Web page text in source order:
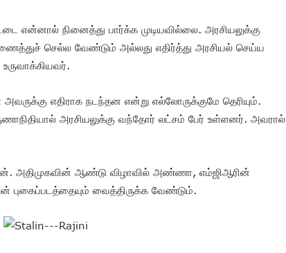
என்னால் நினைத்து பார்க்க முடியவில்லை. அரசியலுக்கு
செல்ல வேண்டும் அல்லது எதிர்த்து அரசியல் செய்ய
எதிராக நடந்தன என்று எல்லோருக்குமே தெரியும்.
அரசியலுக்கு வந்தோர் லட்சம் பேர் உள்ளனர். அவரால்
அதிமுகவின் ஆண்டு விழாவில் அண்ணா, எம்ஜிஆரின்
புகைப்படத்தையும் வைத்திருக்க வேண்டும்.